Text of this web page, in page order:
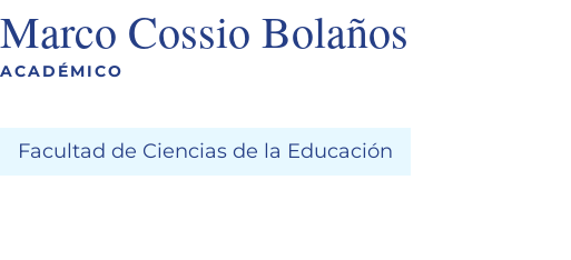
Marco Cossio Bolaños
ACADÉMICO
Facultad de Ciencias de la Educación